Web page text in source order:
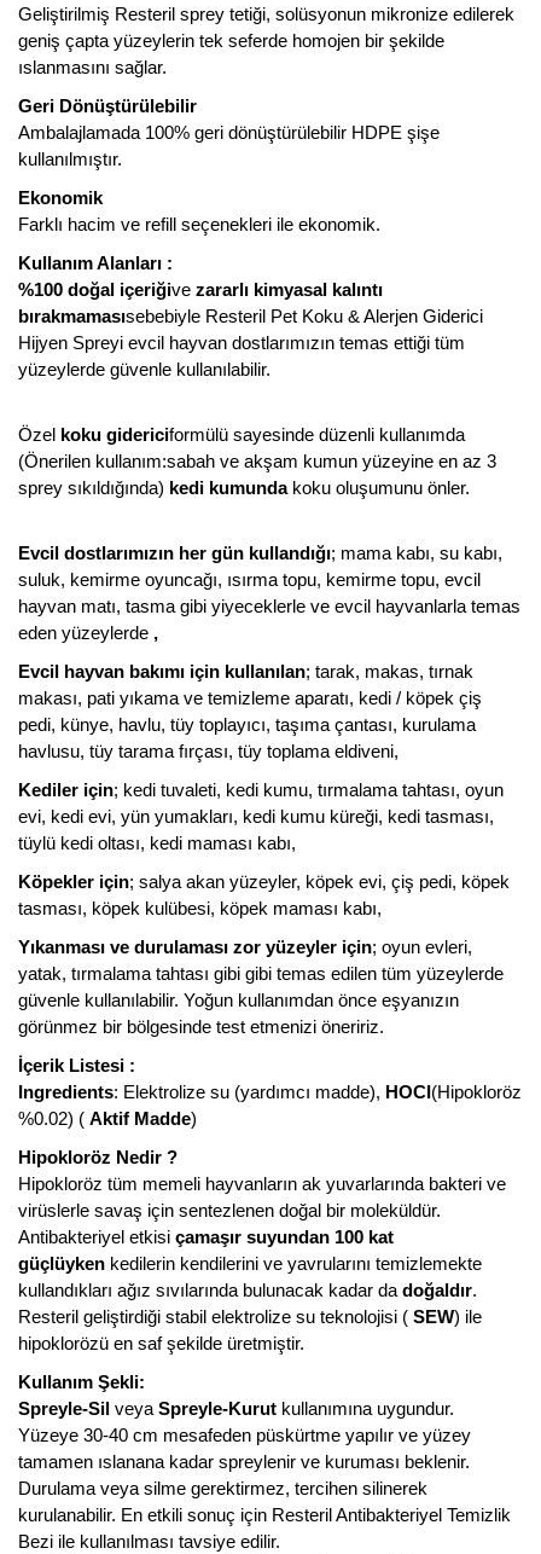
Geliştirilmiş Resteril sprey tetiği, solüsyonun mikronize edilerek
geniş çapta yüzeylerin tek seferde homojen bir şekilde
ıslanmasını sağlar.
Geri Dönüştürülebilir
Ambalajlamada 100% geri dönüştürülebilir HDPE şişe
kullanılmıştır.
Ekonomik
Farklı hacim ve refill seçenekleri ile ekonomik.
Kullanım Alanları :
%100 doğal içeriğive zararlı kimyasal kalıntı
bırakmamasısebebiyle Resteril Pet Koku & Alerjen Giderici
Hijyen Spreyi evcil hayvan dostlarımızın temas ettiği tüm
yüzeylerde güvenle kullanılabilir.
Özel koku gidericiformülü sayesinde düzenli kullanımda
(Önerilen kullanım:sabah ve akşam kumun yüzeyine en az 3
sprey sıkıldığında) kedi kumunda koku oluşumunu önler.
Evcil dostlarımızın her gün kullandığı; mama kabı, su kabı,
suluk, kemirme oyuncağı, ısırma topu, kemirme topu, evcil
hayvan matı, tasma gibi yiyeceklerle ve evcil hayvanlarla temas
eden yüzeylerde ,
Evcil hayvan bakımı için kullanılan; tarak, makas, tırnak
makası, pati yıkama ve temizleme aparatı, kedi / köpek çiş
pedi, künye, havlu, tüy toplayıcı, taşıma çantası, kurulama
havlusu, tüy tarama fırçası, tüy toplama eldiveni,
Kediler için; kedi tuvaleti, kedi kumu, tırmalama tahtası, oyun
evi, kedi evi, yün yumakları, kedi kumu küreği, kedi tasması,
tüylü kedi oltası, kedi maması kabı,
Köpekler için; salya akan yüzeyler, köpek evi, çiş pedi, köpek
tasması, köpek kulübesi, köpek maması kabı,
Yıkanması ve durulaması zor yüzeyler için; oyun evleri,
yatak, tırmalama tahtası gibi gibi temas edilen tüm yüzeylerde
güvenle kullanılabilir. Yoğun kullanımdan önce eşyanızın
görünmez bir bölgesinde test etmenizi öneririz.
İçerik Listesi :
Ingredients: Elektrolize su (yardımcı madde), HOCI(Hipokloröz
%0.02) ( Aktif Madde)
Hipokloröz Nedir ?
Hipokloröz tüm memeli hayvanların ak yuvarlarında bakteri ve
virüslerle savaş için sentezlenen doğal bir moleküldür.
Antibakteriyel etkisi çamaşır suyundan 100 kat
güçlüyken kedilerin kendilerini ve yavrularını temizlemekte
kullandıkları ağız sıvılarında bulunacak kadar da doğaldır.
Resteril geliştirdiği stabil elektrolize su teknolojisi ( SEW) ile
hipoklorözü en saf şekilde üretmiştir.
Kullanım Şekli:
Spreyle-Sil veya Spreyle-Kurut kullanımına uygundur.
Yüzeye 30-40 cm mesafeden püskürtme yapılır ve yüzey
tamamen ıslanana kadar spreylenir ve kuruması beklenir.
Durulama veya silme gerektirmez, tercihen silinerek
kurulanabilir. En etkili sonuç için Resteril Antibakteriyel Temizlik
Bezi ile kullanılması tavsiye edilir.